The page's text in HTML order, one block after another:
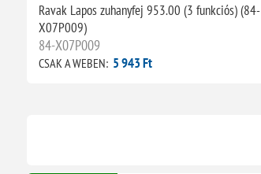
Ravak Lapos zuhanyfej 953.00 (3 funkciós) (84-
X07P009)
84-X07P009
CSAK A WEBEN: 5 943 Ft